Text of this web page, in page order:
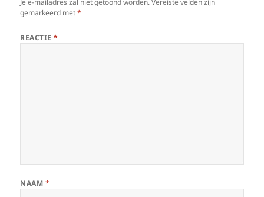
Je e-mailadres zal niet getoond worden. Vereiste velden zijn
gemarkeerd met*
REACTIE*
NAAM *